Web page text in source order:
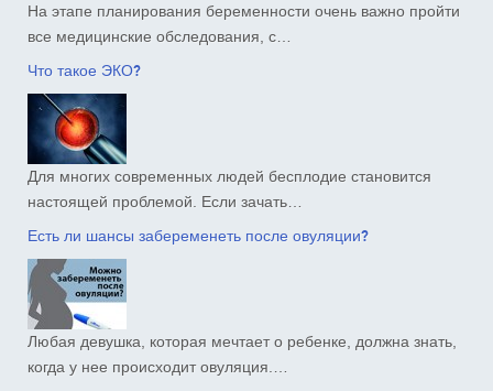
На этапе планирования беременности очень важно пройти
все медицинские обследования, с…
Что такое ЭКО?
Для многих современных людей бесплодие становится
настоящей проблемой. Если зачать…
Есть ли шансы забеременеть после овуляции?
Любая девушка, которая мечтает о ребенке, должна знать,
когда у нее происходит овуляция.…